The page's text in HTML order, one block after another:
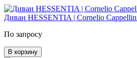
Диван HESSENTIA | Cornelio
По запросу
В корзину